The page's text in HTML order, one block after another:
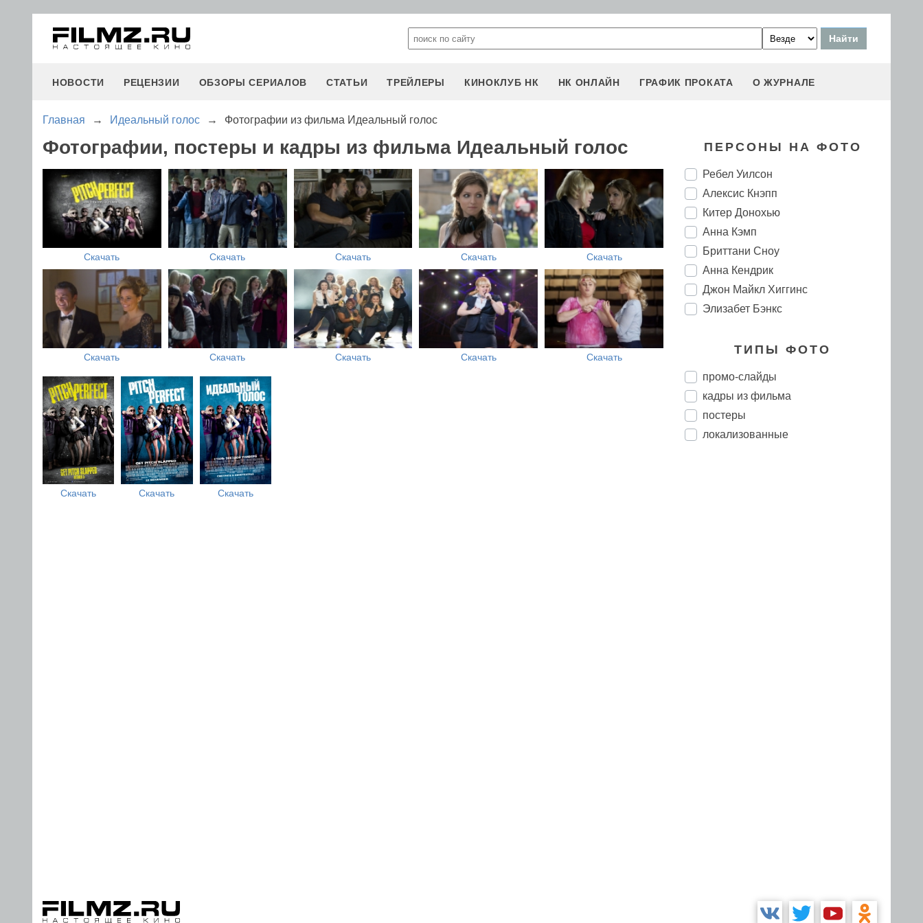
НОВОСТИ РЕЦЕНЗИИ ОБЗОРЫ СЕРИАЛОВ СТАТЬИ ТРЕЙЛЕРЫ КИНОКЛУБ НК НК ОНЛАЙН ГРАФИК ПРОКАТА О ЖУРНАЛЕ
Главная → Идеальный голос → Фотографии из фильма Идеальный голос
Фотографии, постеры и кадры из фильма Идеальный голос
Скачать Скачать Скачать Скачать Скачать
Скачать Скачать Скачать Скачать Скачать
Скачать Скачать Скачать
ПЕРСОНЫ НА ФОТО
Ребел Уилсон
Алексис Кнэпп
Китер Донохью
Анна Кэмп
Бриттани Сноу
Анна Кендрик
Джон Майкл Хиггинс
Элизабет Бэнкс
ТИПЫ ФОТО
промо-слайды
кадры из фильма
постеры
локализованные